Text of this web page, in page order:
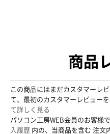
商品
この商品にはまだカスタマーレ
て、最初のカスタマーレビュー
て詳しく見る
パソコン工房WEB会員のお客様
入履歴 内の、当商品を含む 注文